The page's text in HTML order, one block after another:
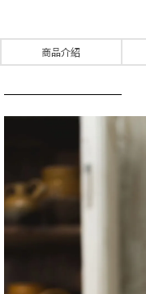
商品介紹